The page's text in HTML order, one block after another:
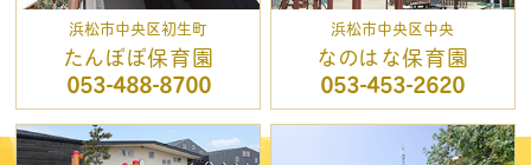
浜松市中央区初生町
たんぽぽ保育園
053-488-8700
浜松市中央区中央
なのはな保育園
053-453-2620